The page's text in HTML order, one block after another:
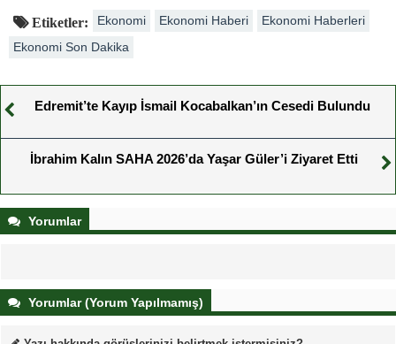
Etiketler: Ekonomi Ekonomi Haberi
Ekonomi Haberleri
Ekonomi Son Dakika
Edremit’te Kayıp İsmail Kocabalkan’ın Cesedi Bulundu
İbrahim Kalın SAHA 2026’da Yaşar Güler’i Ziyaret Etti
Yorumlar
Yorumlar (Yorum Yapılmamış)